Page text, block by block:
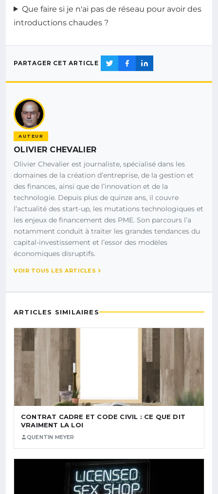
Que faire si je n'ai pas de réseau pour avoir des
introductions chaudes ?
PARTAGER CET ARTICLE
AUTEUR
OLIVIER CHEVALIER
Olivier Chevalier est journaliste, spécialisé dans les
domaines de la création d’entreprise, de la gestion et
des finances, ainsi que de l’innovation et de la
technologie. Depuis plus de quinze ans, il couvre
l’actualité des start-up, les mutations technologiques et
les enjeux de financement des PME. Son parcours l’a
notamment conduit à traiter les grandes tendances du
capital-investissement et l’essor des modèles
économiques disruptifs.
VOIR TOUS LES ARTICLES
ARTICLES SIMILAIRES
CONTRAT CADRE ET CODE CIVIL : CE QUE DIT
VRAIMENT LA LOI
QUENTIN MEYER